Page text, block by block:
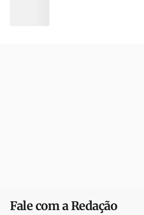
Fale com a Redação